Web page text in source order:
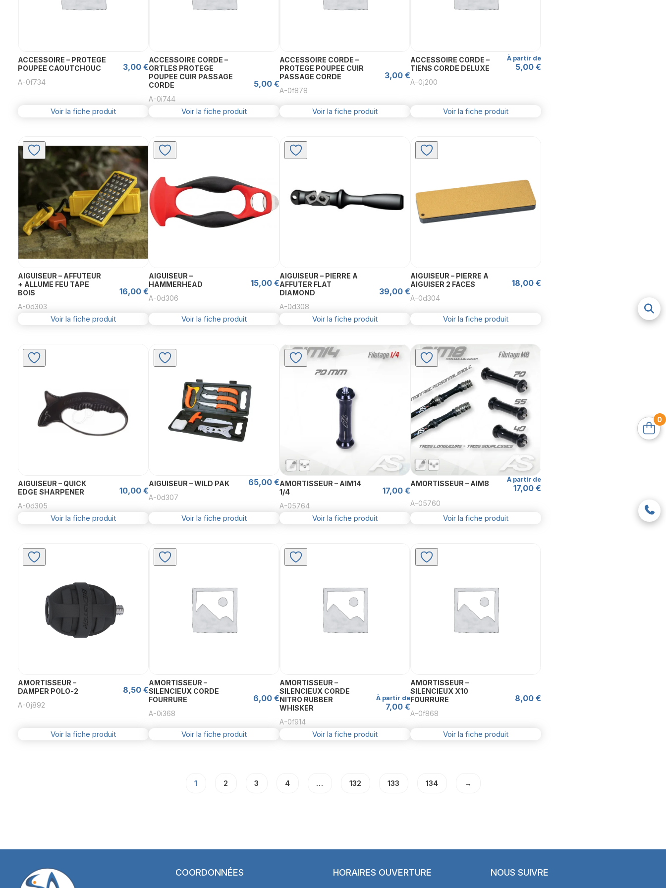
ACCESSOIRE – PROTEGE
POUPEE CAOUTCHOUC
3,00 €
A-0f734
Voir la fiche produit
ACCESSOIRE CORDE –
ORTLES PROTEGE
POUPEE CUIR PASSAGE
CORDE
5,00 €
A-0i744
Voir la fiche produit
ACCESSOIRE CORDE –
PROTEGE POUPEE CUIR
PASSAGE CORDE
3,00 €
A-0f878
Voir la fiche produit
ACCESSOIRE CORDE –
TIENS CORDE DELUXE
À partir de
5,00 €
A-0j200
Voir la fiche produit
peuvent
page
AIGUISEUR – AFFUTEUR
+ ALLUME FEU TAPE
BOIS
16,00 €
A-0d303
Voir la fiche produit
AIGUISEUR –
HAMMERHEAD
15,00 €
A-0d306
Voir la fiche produit
AIGUISEUR – PIERRE A
AFFUTER FLAT
DIAMOND
39,00 €
A-0d308
Voir la fiche produit
AIGUISEUR – PIERRE A
AIGUISER 2 FACES
18,00 €
A-0d304
Voir la fiche produit
AIGUISEUR – QUICK
EDGE SHARPENER
10,00 €
A-0d305
Voir la fiche produit
AIGUISEUR – WILD PAK 65,00 €
A-0d307
Voir la fiche produit
AMORTISSEUR – AIM14
1/4
17,00 €
A-05764
Voir la fiche produit
AMORTISSEUR – AIM8 À partir de
17,00 €
A-05760
Voir la fiche produit
produit
plusieurs
variations.
options
peuvent
choisies
la
page
produit
AMORTISSEUR –
DAMPER POLO-2
8,50 €
A-0j892
Voir la fiche produit
AMORTISSEUR –
SILENCIEUX CORDE
FOURRURE
6,00 €
A-0i368
Voir la fiche produit
AMORTISSEUR –
SILENCIEUX CORDE
NITRO RUBBER
WHISKER
À partir de
7,00 €
A-0f914
Voir la fiche produit
variations.
Les
options
peuvent
page
AMORTISSEUR –
SILENCIEUX X10
FOURRURE
8,00 €
A-0f868
Voir la fiche produit
1 2 3 4 … 132 133 134 →
COORDONNÉES HORAIRES OUVERTURE NOUS SUIVRE
0